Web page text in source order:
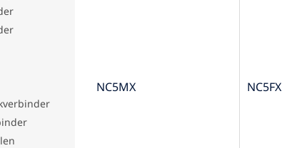
NC5MX NC5FX